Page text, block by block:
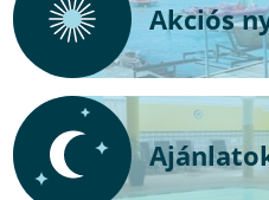
Akciós